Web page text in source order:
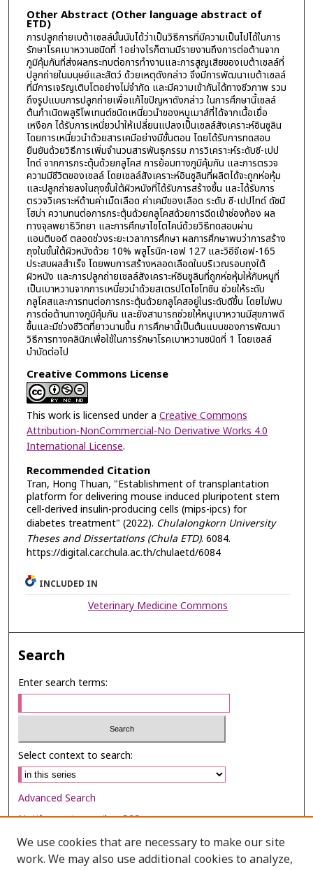
Other Abstract (Other language abstract of
ETD)
การปลูกถ่ายเบต้าเซลล์นั้นนับได้ว่าเป็นวิธีการที่มีความเป็นไปได้ในการ
รักษาโรคเบาหวานชนิดที่ 1อย่างไรก็ตามมีรายงานถึงการต่อต้านจาก
ภูมิคุ้มกันที่ส่งผลกระทบต่อการทำงานและการสูญเสียของเบต้าเซลล์ที่
ปลูกถ่ายในมนุษย์และสัตว์ ด้วยเหตุดังกล่าว จึงมีการพัฒนาเบต้าเซลล์
ที่มีการเจริญเติบโตอย่างไม่จำกัด และมีความเข้ากันได้ทางชีวภาพ รวม
ถึงรูปแบบการปลูกถ่ายเพื่อแก้ไขปัญหาดังกล่าว ในการศึกษานี้เซลล์
ต้นกำเนิดพลูริโพเทนต์ชนิดเหนี่ยวนำของหนูเมาส์ที่ได้จากเนื้อเยื่อ
เหงือก ได้รับการเหนี่ยวนำให้เปลี่ยนแปลงเป็นเซลล์สังเคราะห์อินซูลิน
โดยการเหนี่ยวนำด้วยสารเคมีอย่างมีขั้นตอน โดยได้รับการทดสอบ
ยืนยันด้วยวิธีการเพิ่มจำนวนสารพันธุกรรม การวิเคราะห์ระดับซี-เปป
ไทด์ จากการกระตุ้นด้วยกลูโคส การย้อมทางภูมิคุ้มกัน และการตรวจ
ความมีชีวิตของเซลล์ โดยเซลล์สังเคราะห์อินซูลินที่ผลิตได้จะถูกห่อหุ้ม
และปลูกถ่ายลงในถุงชั้นใต้ผิวหนังที่ได้รับการสร้างขึ้น และได้รับการ
ตรวจวิเคราะห์ด้านค่าเม็ดเลือด ค่าเคมีของเลือด ระดับ ซี-เปปไทด์ ดัชนี
โฮม่า ความทนต่อการกระตุ้นด้วยกลูโคสด้วยการฉีดเข้าช่องท้อง ผล
ทางจุลพยาธิวิทยา และการศึกษาไซโตไคน์ด้วยวิธีทดสอบผ่าน
แอนติบอดี ตลอดช่วงระยะเวลาการศึกษา ผลการศึกษาพบว่าการสร้าง
ถุงในชั้นใต้ผิวหนังด้วย 10% พลูโรนิค-เอฟ 127 และวิอีจีเอฟ-165
ประสบผลสำเร็จ โดยพบการสร้างหลอดเลือดในบริเวณรอบถุงใต้
ผิวหนัง และการปลูกถ่ายเซลล์สังเคราะห์อินซูลินที่ถูกห่อหุ้มให้กับหนูที่
เป็นเบาหวานจากการเหนี่ยวนำด้วยสเตรปโตโซโทซิน ช่วยให้ระดับ
กลูโคสและการทนต่อการกระตุ้นด้วยกลูโคสอยู่ในระดับดีขึ้น โดยไม่พบ
การต่อต้านทางภูมิคุ้มกัน และยังสามารถช่วยให้หนูเบาหวานมีสุขภาพดี
ขึ้นและมีช่วงชีวิตที่ยาวนานขึ้น การศึกษานี้เป็นต้นแบบของการพัฒนา
วิธีการทางคลินิกเพื่อใช้ในการรักษาโรคเบาหวานชนิดที่ 1 โดยเซลล์
บำบัดต่อไป
Creative Commons License
This work is licensed under a Creative Commons
Attribution-NonCommercial-No Derivative Works 4.0
International License.
Recommended Citation
Tran, Hong Thuan, "Establishment of transplantation
platform for delivering mouse induced pluripotent stem
cell-derived insulin-producing cells (mips-ipcs) for
diabetes treatment" (2022). Chulalongkorn University
Theses and Dissertations (Chula ETD). 6084.
https://digital.car.chula.ac.th/chulaetd/6084
INCLUDED IN
Veterinary Medicine Commons
Search
Enter search terms:
Select context to search:
Advanced Search
Notify me via email orRSS
Browse
We use cookies that are necessary to make our site
work. We may also use additional cookies to analyze,